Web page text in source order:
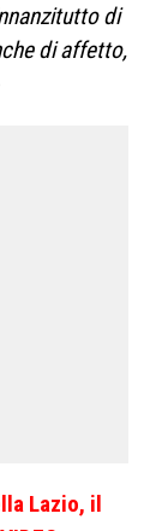
di
di affetto,
Lazio, il